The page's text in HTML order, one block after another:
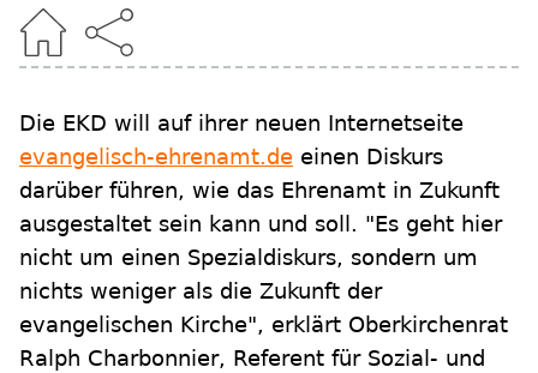
Die EKD will auf ihrer neuen Internetseite
evangelisch-ehrenamt.de einen Diskurs
darüber führen, wie das Ehrenamt in Zukunft
ausgestaltet sein kann und soll. "Es geht hier
nicht um einen Spezialdiskurs, sondern um
nichts weniger als die Zukunft der
evangelischen Kirche", erklärt Oberkirchenrat
Ralph Charbonnier, Referent für Sozial- und